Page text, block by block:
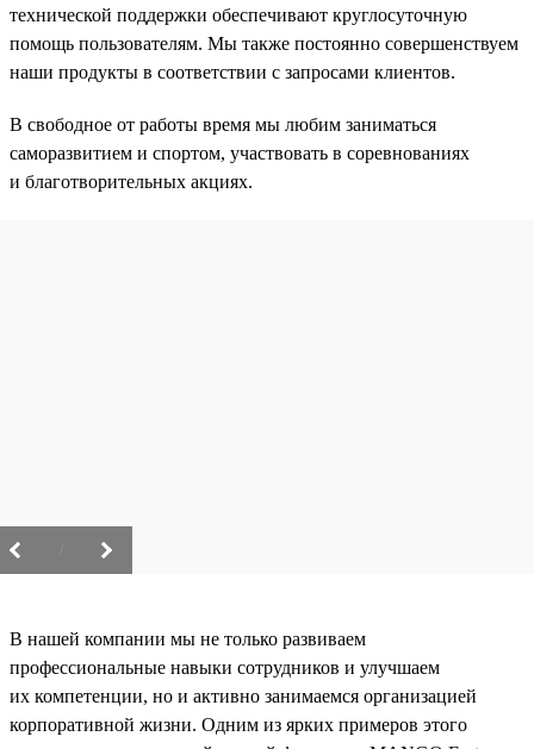
технической поддержки обеспечивают круглосуточную
помощь пользователям. Мы также постоянно совершенствуем
наши продукты в соответствии с запросами клиентов.
В свободное от работы время мы любим заниматься
саморазвитием и спортом, участвовать в соревнованиях
и благотворительных акциях.
В нашей компании мы не только развиваем
профессиональные навыки сотрудников и улучшаем
их компетенции, но и активно занимаемся организацией
корпоративной жизни. Одним из ярких примеров этого